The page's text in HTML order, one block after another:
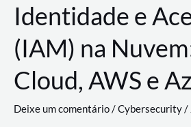
Identidade e
(IAM) na
Cloud, AWS e
Deixe um comentário/Cybersecurity/